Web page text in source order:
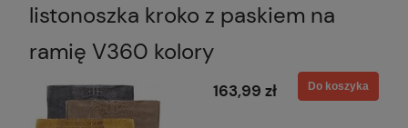
listonoszka kroko z paskiem na
ramię V360 kolory
163,99 zł Do koszyka